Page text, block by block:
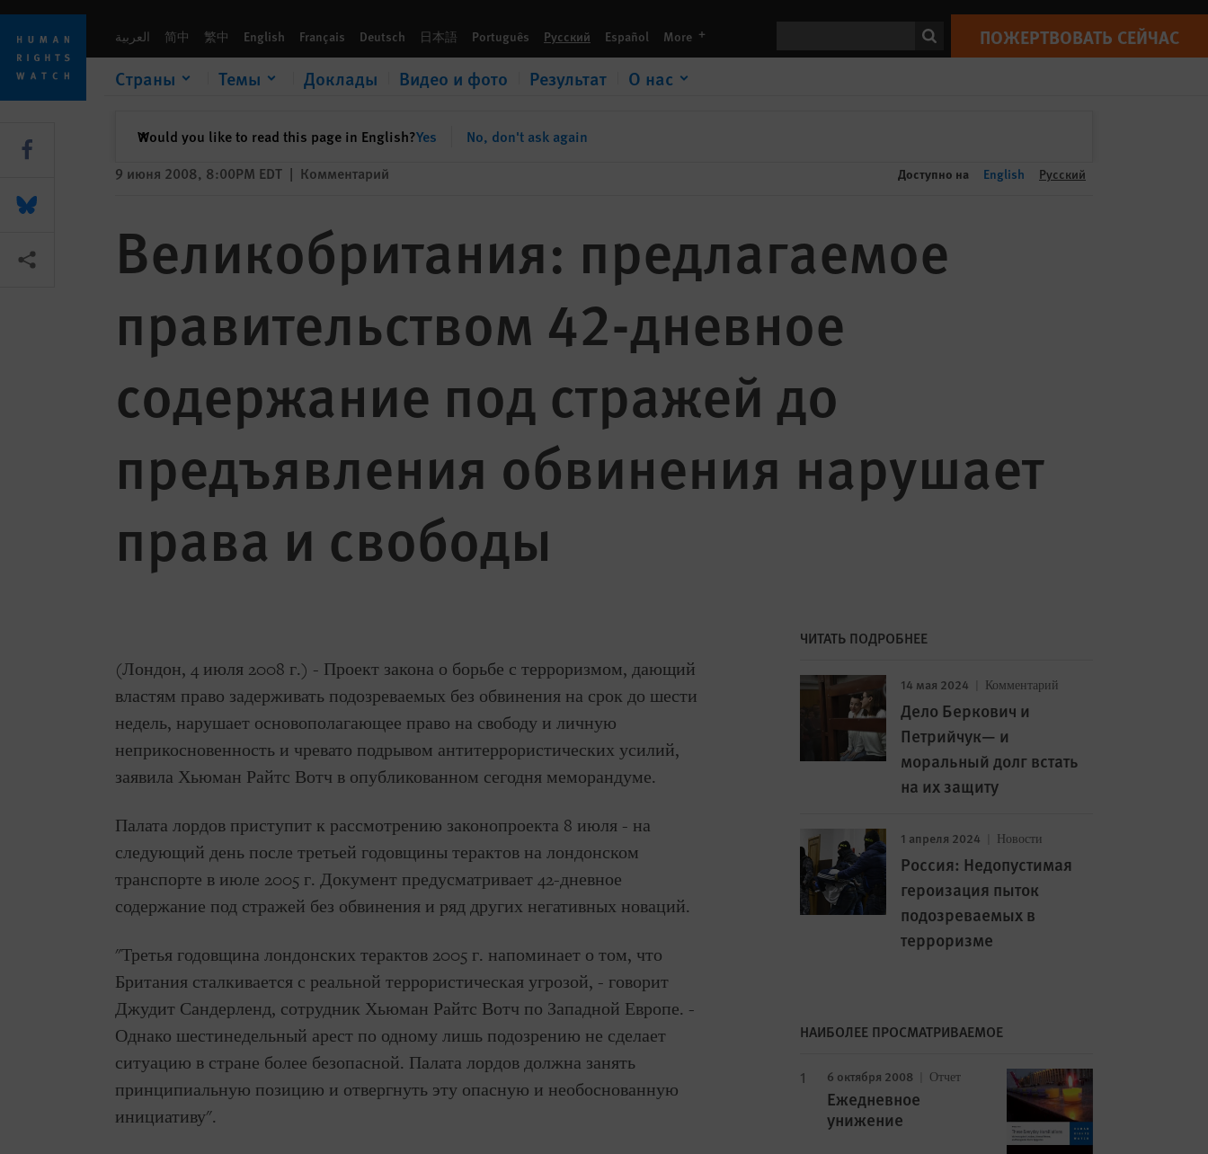
Skip
cookie
privacy
notice
Skip
main
content
العربية 简中 繁中 English Français Deutsch 日本語 Português Русский Español More languages ПОЖЕРТВОВАТЬ СЕЙЧАС
Страны Темы Доклады Видео и фото Результат О нас
Would you like to read this page in English?Yes No, don't ask again
✕закрыть
ПОЖЕРТВОВАТЬ
СЕЙЧАС
9 июня 2008, 8:00PM EDT | Комментарий Доступно на English Русский
Великобритания: предлагаемое
правительством 42-дневное
содержание под стражей до
предъявления обвинения нарушает
права и свободы
(Лондон, 4 июля 2008 г.) - Проект закона о борьбе с терроризмом, дающий
властям право задерживать подозреваемых без обвинения на срок до шести
недель, нарушает основополагающее право на свободу и личную
неприкосновенность и чревато подрывом антитеррористических усилий,
заявила Хьюман Райтс Вотч в опубликованном сегодня меморандуме.
Палата лордов приступит к рассмотрению законопроекта 8 июля - на
следующий день после третьей годовщины терактов на лондонском
транспорте в июле 2005 г. Документ предусматривает 42-дневное
содержание под стражей без обвинения и ряд других негативных новаций.
"Третья годовщина лондонских терактов 2005 г. напоминает о том, что
Британия сталкивается с реальной террористическая угрозой, - говорит
Джудит Сандерленд, сотрудник Хьюман Райтс Вотч по Западной Европе. -
Однако шестинедельный арест по одному лишь подозрению не сделает
ситуацию в стране более безопасной. Палата лордов должна занять
принципиальную позицию и отвергнуть эту опасную и необоснованную
инициативу".
ЧИТАТЬ ПОДРОБНЕЕ
14 мая 2024 Комментарий
Дело Беркович и
Петрийчук— и
моральный долг встать
на их защиту
1 апреля 2024 Новости
Россия: Недопустимая
героизация пыток
подозреваемых в
терроризме
НАИБОЛЕЕ ПРОСМАТРИВАЕМОЕ
6 октября 2008 Отчет
Ежедневное
унижение
Share this via Facebook
Share this via Bluesky
Share this via Поделиться